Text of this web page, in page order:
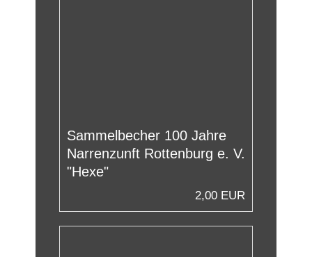
Sammelbecher 100 Jahre
Narrenzunft Rottenburg e. V.
"Hexe"
2,00 EUR